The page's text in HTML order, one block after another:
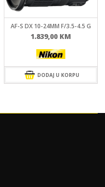
AF-S DX 10-24MM F/3.5-4.5 G
1.839,00 KM
DODAJ U KORPU